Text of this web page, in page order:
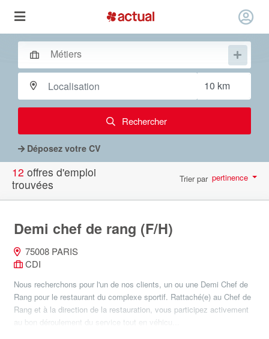
Rechercher
Déposez votre CV
12 offres d'emploi
trouvées
Trier par pertinence
Demi chef de rang (F/H)
75008 PARIS
CDI
Nous recherchons pour l'un de nos clients, un ou une Demi Chef de
Rang pour le restaurant du complexe sportif. Rattaché(e) au Chef de
Rang et à la direction de la restauration, vous participez activement
au bon déroulement du service tout en véhicu...